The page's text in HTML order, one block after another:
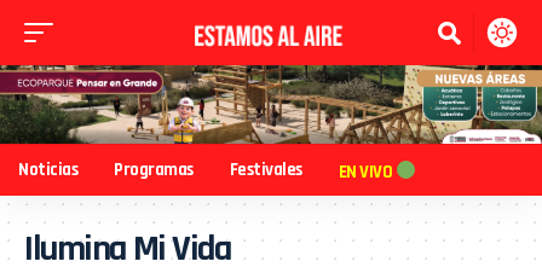
Noticias Programas Festivales EN VIVO
Ilumina Mi Vida